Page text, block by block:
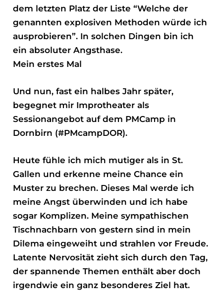
dem letzten Platz der Liste “Welche der
genannten explosiven Methoden würde ich
ausprobieren”. In solchen Dingen bin ich
ein absoluter Angsthase.
Mein erstes Mal
Und nun, fast ein halbes Jahr später,
begegnet mir Improtheater als
Sessionangebot auf dem PMCamp in
Dornbirn (#PMcampDOR).
Heute fühle ich mich mutiger als in St.
Gallen und erkenne meine Chance ein
Muster zu brechen. Dieses Mal werde ich
meine Angst überwinden und ich habe
sogar Komplizen. Meine sympathischen
Tischnachbarn von gestern sind in mein
Dilema eingeweiht und strahlen vor Freude.
Latente Nervosität zieht sich durch den Tag,
der spannende Themen enthält aber doch
irgendwie ein ganz besonderes Ziel hat.